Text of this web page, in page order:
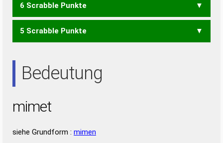
IMME MIMT
6 Scrabble Punkte
ITEM MIET TIME
5 Scrabble Punkte
Bedeutung
mimet
siehe Grundform : mimen